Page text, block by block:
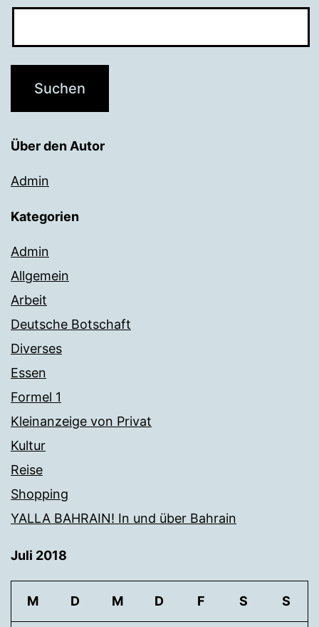
Über den Autor
Admin
Kategorien
Admin
Allgemein
Arbeit
Deutsche Botschaft
Diverses
Essen
Formel 1
Kleinanzeige von Privat
Kultur
Reise
Shopping
YALLA BAHRAIN! In und über Bahrain
Juli 2018
M D M D F S S